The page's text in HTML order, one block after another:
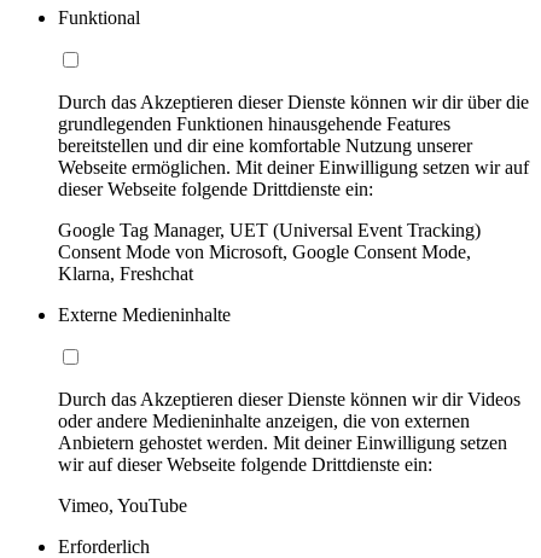
Funktional
Durch das Akzeptieren dieser Dienste können wir dir über die
grundlegenden Funktionen hinausgehende Features
bereitstellen und dir eine komfortable Nutzung unserer
Webseite ermöglichen. Mit deiner Einwilligung setzen wir auf
dieser Webseite folgende Drittdienste ein:
Google Tag Manager, UET (Universal Event Tracking)
Consent Mode von Microsoft, Google Consent Mode,
Klarna, Freshchat
Externe Medieninhalte
Durch das Akzeptieren dieser Dienste können wir dir Videos
oder andere Medieninhalte anzeigen, die von externen
Anbietern gehostet werden. Mit deiner Einwilligung setzen
wir auf dieser Webseite folgende Drittdienste ein:
Vimeo, YouTube
Erforderlich